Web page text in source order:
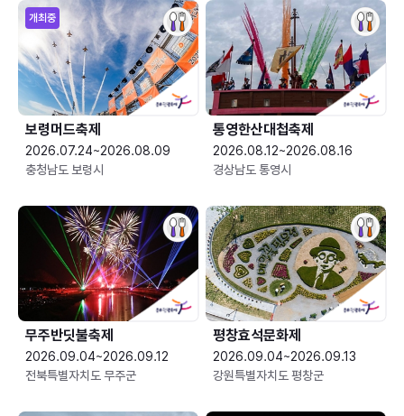
개최중
보령머드축제
2026.07.24~2026.08.09
충청남도 보령시
통영한산대첩축제
2026.08.12~2026.08.16
경상남도 통영시
무주반딧불축제
2026.09.04~2026.09.12
전북특별자치도 무주군
평창효석문화제
2026.09.04~2026.09.13
강원특별자치도 평창군